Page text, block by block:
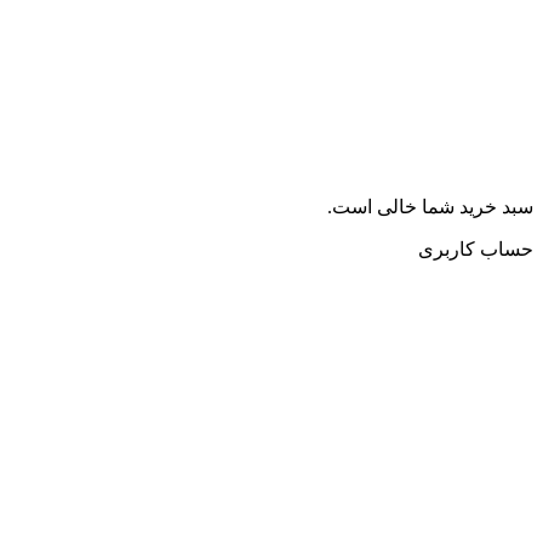
سبد خرید شما خالی است.
حساب کاربری